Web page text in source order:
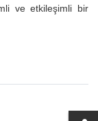
ve etkileşimli bir